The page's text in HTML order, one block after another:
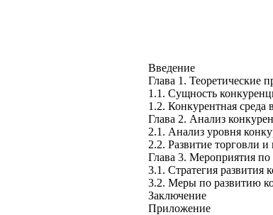
Введение
Глава 1. Теоретические
1.1. Сущность
1.2. Конкурентная среда
Глава 2. Анализ
2.1. Анализ уровня
2.2. Развитие торговли
Глава 3. Мероприятия
3.1. Стратегия развития
3.2. Меры по развитию
Заключение
Приложение